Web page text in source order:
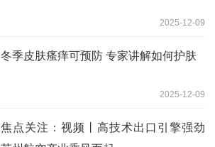
2025-12-09
冬季皮肤瘙痒可预防 专家讲解如何护肤
2025-12-09
焦点关注：视频丨高技术出口引擎强劲